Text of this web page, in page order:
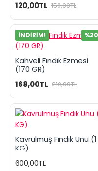
120,00TL 150,00TL
İNDIRIM! %20
Kahveli Fındık Ezmesi
(170 GR)
168,00TL 210,00TL
Kavrulmuş Fındık Unu (1
KG)
600,00TL